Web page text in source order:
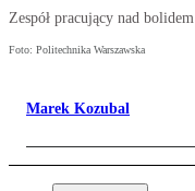
Zespół pracujący nad bolidem
Foto: Politechnika Warszawska
Marek Kozubal